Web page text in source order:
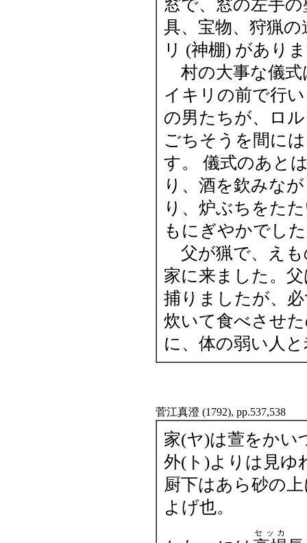
窓で、窓の左手
具、宝物、狩猟
リ (神棚) があり
村の大事な儀式
イキリの前で行
の男たちが、ロ
ごちそうを間に
す。 儀式のあと
り、酒を欽みな
り、炉ぶちをた
もにぎやかでし
父が猟で、えも
家に来ました。
捕りましたが、
炊いて食べさせ
に、体の弱い人
菅江真澄 (1792), pp.537,538
家(ヤ)は萱をかい
外(ト)よりは見ゆ
厨下はあら砂の
よげ也。
セッカ